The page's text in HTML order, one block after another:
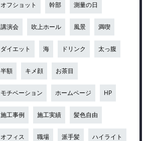
オフショット 幹部 測量の日
講演会 吹上ホール 風景 満喫
ダイエット 海 ドリンク 太っ腹
半額 キメ顔 お茶目
モチベーション ホームページ HP
施工事例 施工実績 髪色自由
オフィス 職場 派手髪 ハイライト